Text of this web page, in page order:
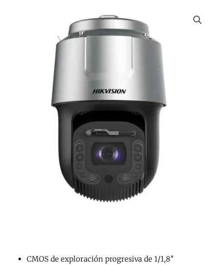
CMOS de exploración progresiva de 1/1,8″